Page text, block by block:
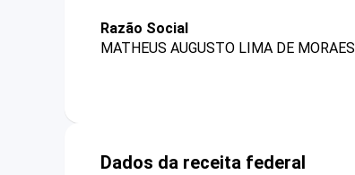
Razão Social
MATHEUS AUGUSTO LIMA DE MORAES
Dados da receita federal